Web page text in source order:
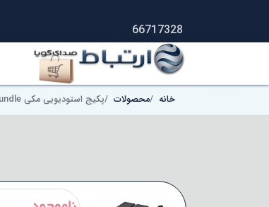
66717328
خانه محصولات پکیج استودیویی مکی Mackie Studio Bundle